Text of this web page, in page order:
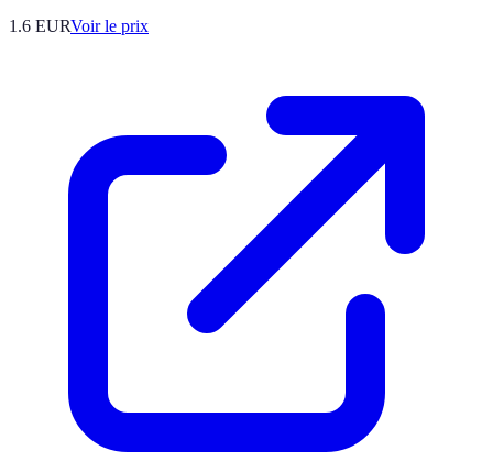
1.6 EURVoir le prix